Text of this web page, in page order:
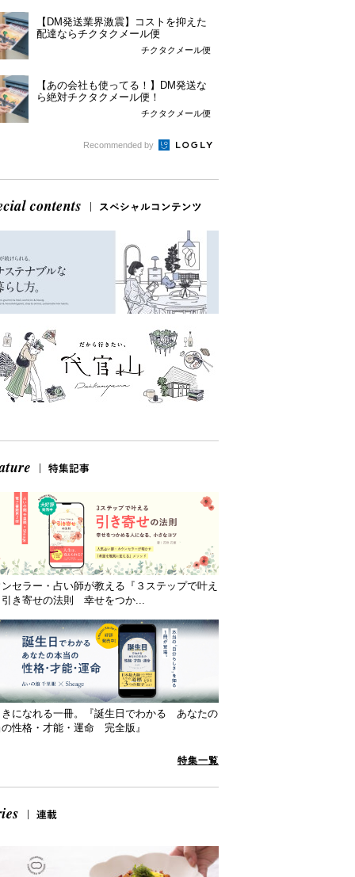
【DM発送業界激震】コストを抑えた
配達ならチクタクメール便
チクタクメール便
【あの会社も使ってる！】DM発送な
ら絶対チクタクメール便！
チクタクメール便
Recommended by
セラー・占い師が教える『３ステップで叶え
き寄せの法則 幸せをつか...
きになれる一冊。『誕生日でわかる あなたの
性格・才能・運命 完全版』
特集一覧